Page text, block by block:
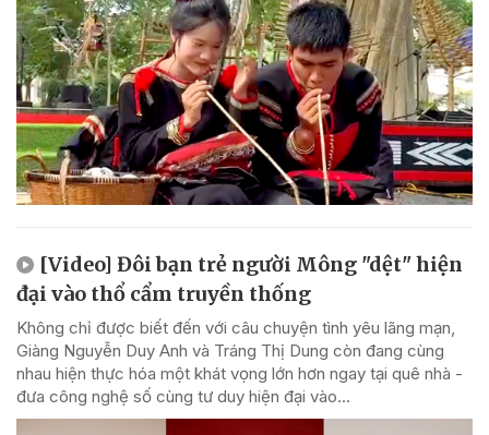
[Video] Đôi bạn trẻ người Mông "dệt" hiện
đại vào thổ cẩm truyền thống
Không chỉ được biết đến với câu chuyện tình yêu lãng mạn,
Giàng Nguyễn Duy Anh và Tráng Thị Dung còn đang cùng
nhau hiện thực hóa một khát vọng lớn hơn ngay tại quê nhà -
đưa công nghệ số cùng tư duy hiện đại vào...